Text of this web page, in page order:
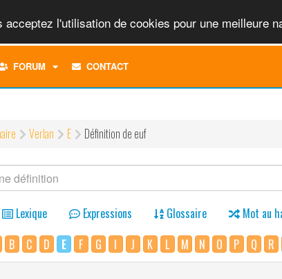
l'utilisation de cookies pour une meilleure
FORUM
TOGGLECONTACT
Verlan E Définition de euf
Lexique Expressions Glossaire Mot au
B C D E F G I J K L M N O P Q R